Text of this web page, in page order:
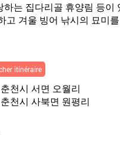
하는 집다리골 휴양림 등
고 겨울 빙어 낚시의 묘미
itinéraire
천시 서면 오월리
천시 사북면 원평리